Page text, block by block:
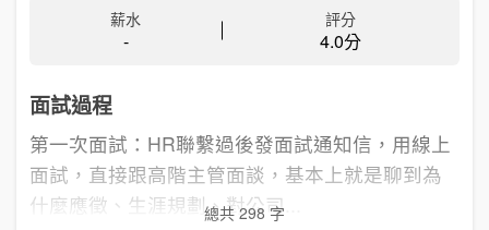
薪水
-
評分
4.0分
面試過程
第一次面試：HR聯繫過後發面試通知信，用線上
面試，直接跟高階主管面談，基本上就是聊到為
什麼應徵、生涯規劃、對公司...
總共 298 字